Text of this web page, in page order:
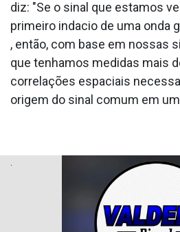
diz: "Se o sinal que estamos
primeiro inda­cio de uma onda
, então, com base em nossas
que tenhamos medidas mais
correlações espaciais
origem do sinal comum em